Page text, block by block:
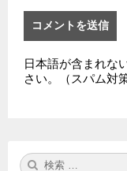
日本語が含まれな
さい。（スパム対策
検